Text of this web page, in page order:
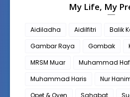
My Life, My
Aidiladha Aidilfitri Balik
Gambar Raya
Gombak
MRSM Muar
Muhammad
Muhammad Haris
Nur
Opet & Oyen
Sahabat